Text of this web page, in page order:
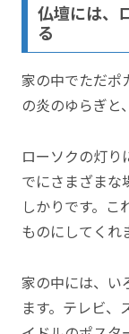
仏壇には、
る
家の中でただポ
の炎のゆらぎと
ローソクの灯り
でにさまざまな
しかりです。
ものにしてくれ
家の中には、い
ます。テレビ、